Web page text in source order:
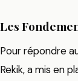
Les
Pour répondre
Rekik, a mis en